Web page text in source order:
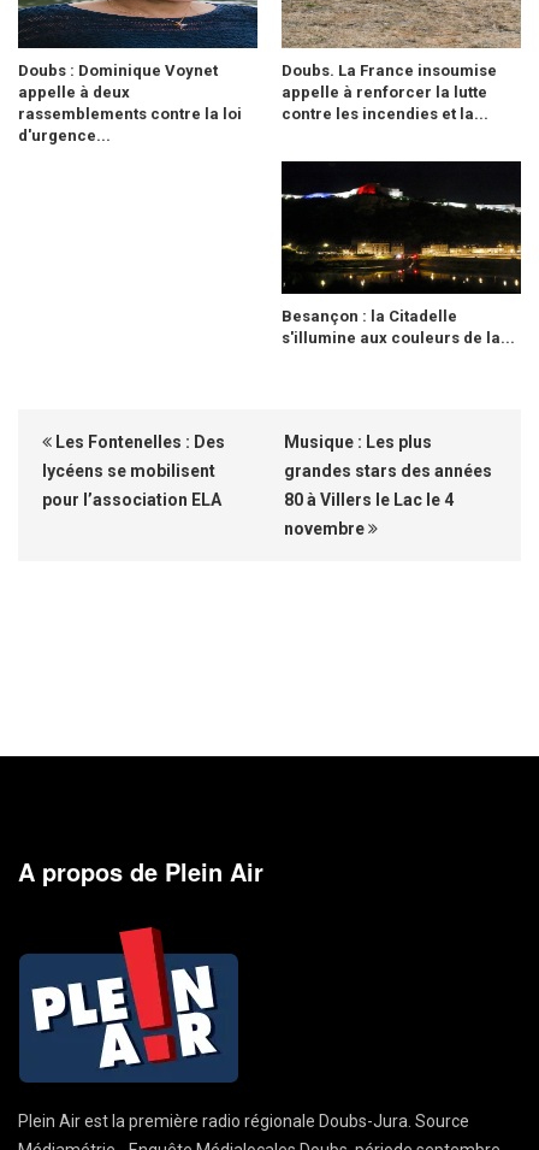
Doubs : Dominique Voynet
appelle à deux
rassemblements contre la loi
d'urgence...
Doubs. La France insoumise
appelle à renforcer la lutte
contre les incendies et la...
Besançon : la Citadelle
s'illumine aux couleurs de la...
Les Fontenelles : Des
lycéens se mobilisent
pour l’association ELA
Musique : Les plus
grandes stars des années
80 à Villers le Lac le 4
novembre
A propos de Plein Air
Plein Air est la première radio régionale Doubs-Jura. Source